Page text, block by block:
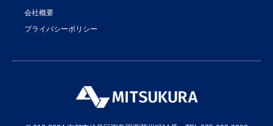
会社概要
プライバシーポリシー